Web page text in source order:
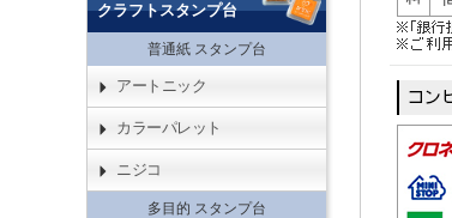
クラフトスタンプ台
普通紙 スタンプ台
アートニック
カラーパレット
ニジコ
多目的 スタンプ台